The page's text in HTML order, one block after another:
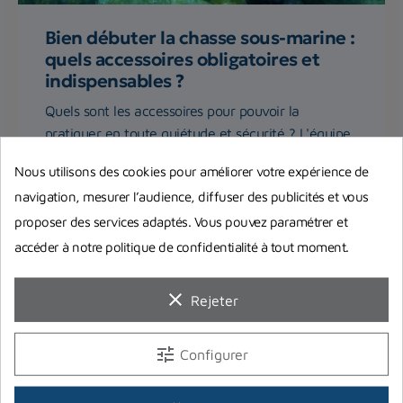
Bien débuter la chasse sous-marine :
quels accessoires obligatoires et
indispensables ?
Quels sont les accessoires pour pouvoir la
pratiquer en toute quiétude et sécurité ? L'équipe
Accessoires
Nous utilisons des cookies pour améliorer votre expérience de
navigation, mesurer l’audience, diffuser des publicités et vous
proposer des services adaptés. Vous pouvez paramétrer et
accéder à notre politique de confidentialité à tout moment.
clear Rejeter
tune Configurer